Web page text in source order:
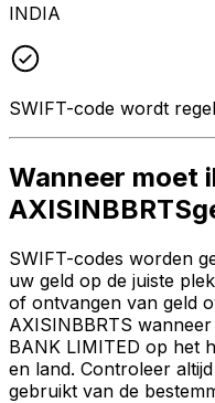
INDIA
SWIFT-code wordt
Wanneer moet
SWIFT-codes worden
uw geld op de juiste
of ontvangen van geld
AXISINBBRTS
BANK LIMITED op het
en land. Controleer
gebruikt van de